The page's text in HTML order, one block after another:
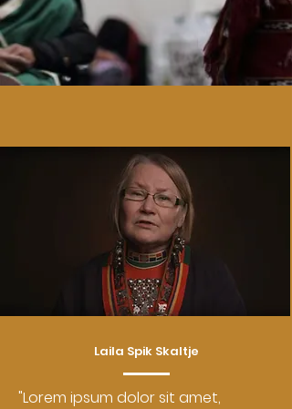
Laila Spik Skaltje
"Lorem ipsum dolor sit amet,